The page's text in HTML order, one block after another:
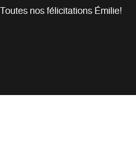
Toutes nos félicitations Émilie!